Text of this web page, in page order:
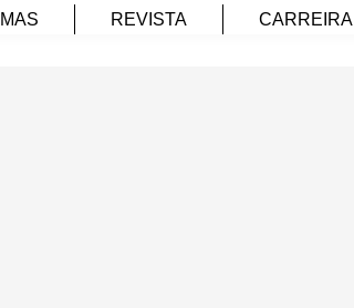
REVISTA CARREIRA